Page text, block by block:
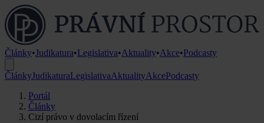
Články•Judikatura•Legislativa•Aktuality•Akce•Podcasty
ČlánkyJudikaturaLegislativaAktualityAkcePodcasty
Portál
Články
Cizí právo v dovolacím řízení